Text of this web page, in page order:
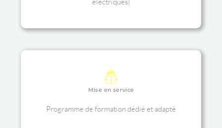
Mise en service
Programme de formation dédié et adapté